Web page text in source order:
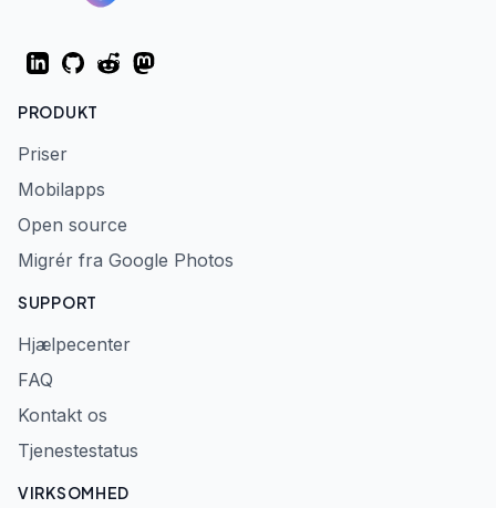
LinkedInGitHubRedditMastodon
PRODUKT
Priser
Mobilapps
Open source
Migrér fra Google Photos
SUPPORT
Hjælpecenter
FAQ
Kontakt os
Tjenestestatus
VIRKSOMHED